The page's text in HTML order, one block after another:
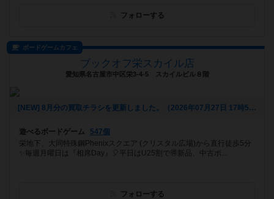
フォローする
ボードゲームカフェ
ブックオフ栄スカイル店
愛知県名古屋市中区栄3-4-5 スカイルビル８階
[NEW] 8月分の買取チラシを更新しました。（2026年07月27日 17時53分）
遊べるボードゲーム
547個
栄地下、大同特殊鋼Phenixスクエア (クリスタル広場)から直行徒歩5分
✨毎週月曜日は『相席Day』🎈平日はU25割で🉐新品、中古ボ...
フォローする